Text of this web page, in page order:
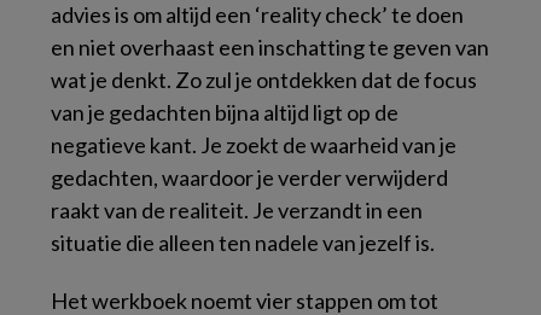
advies is om altijd een ‘reality check’ te doen
en niet overhaast een inschatting te geven van
wat je denkt. Zo zul je ontdekken dat de focus
van je gedachten bijna altijd ligt op de
negatieve kant. Je zoekt de waarheid van je
gedachten, waardoor je verder verwijderd
raakt van de realiteit. Je verzandt in een
situatie die alleen ten nadele van jezelf is.
Het werkboek noemt vier stappen om tot